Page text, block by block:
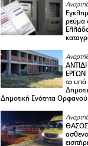
ρεύμα
ΕΡΓΩΝ
το υπό
Δημοτική Ενότητα